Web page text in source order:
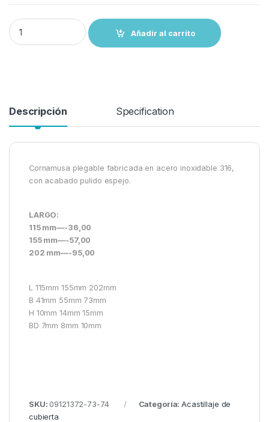
Cornamusa plegable inox 316- -3 tamaños quantity
Añadir al carrito
Descripción Specification
Cornamusa plegable fabricada en acero inoxidable 316,
con acabado pulido espejo.
LARGO:
115 mm—-36,00
155 mm—-57,00
202 mm—-95,00
L 115mm 155mm 202mm
B 41mm 55mm 73mm
H 10mm 14mm 15mm
BD 7mm 8mm 10mm
SKU: 09121372-73-74 Categoría:Acastillaje de
cubierta